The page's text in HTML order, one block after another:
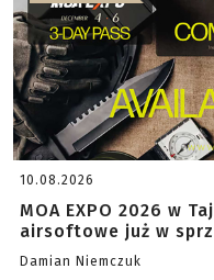
10.08.2026
MOA EXPO 2026 w
airsoftowe już w
Damian Niemczuk